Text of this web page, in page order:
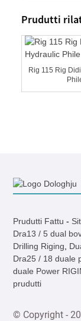
Prudutti
Rig 115 Rig
Prudutti Fattu -
Dra13 / 5 dual
Drilling Riging
Dra25 / 18 duale
duale Power
prudutti
© Copyright -